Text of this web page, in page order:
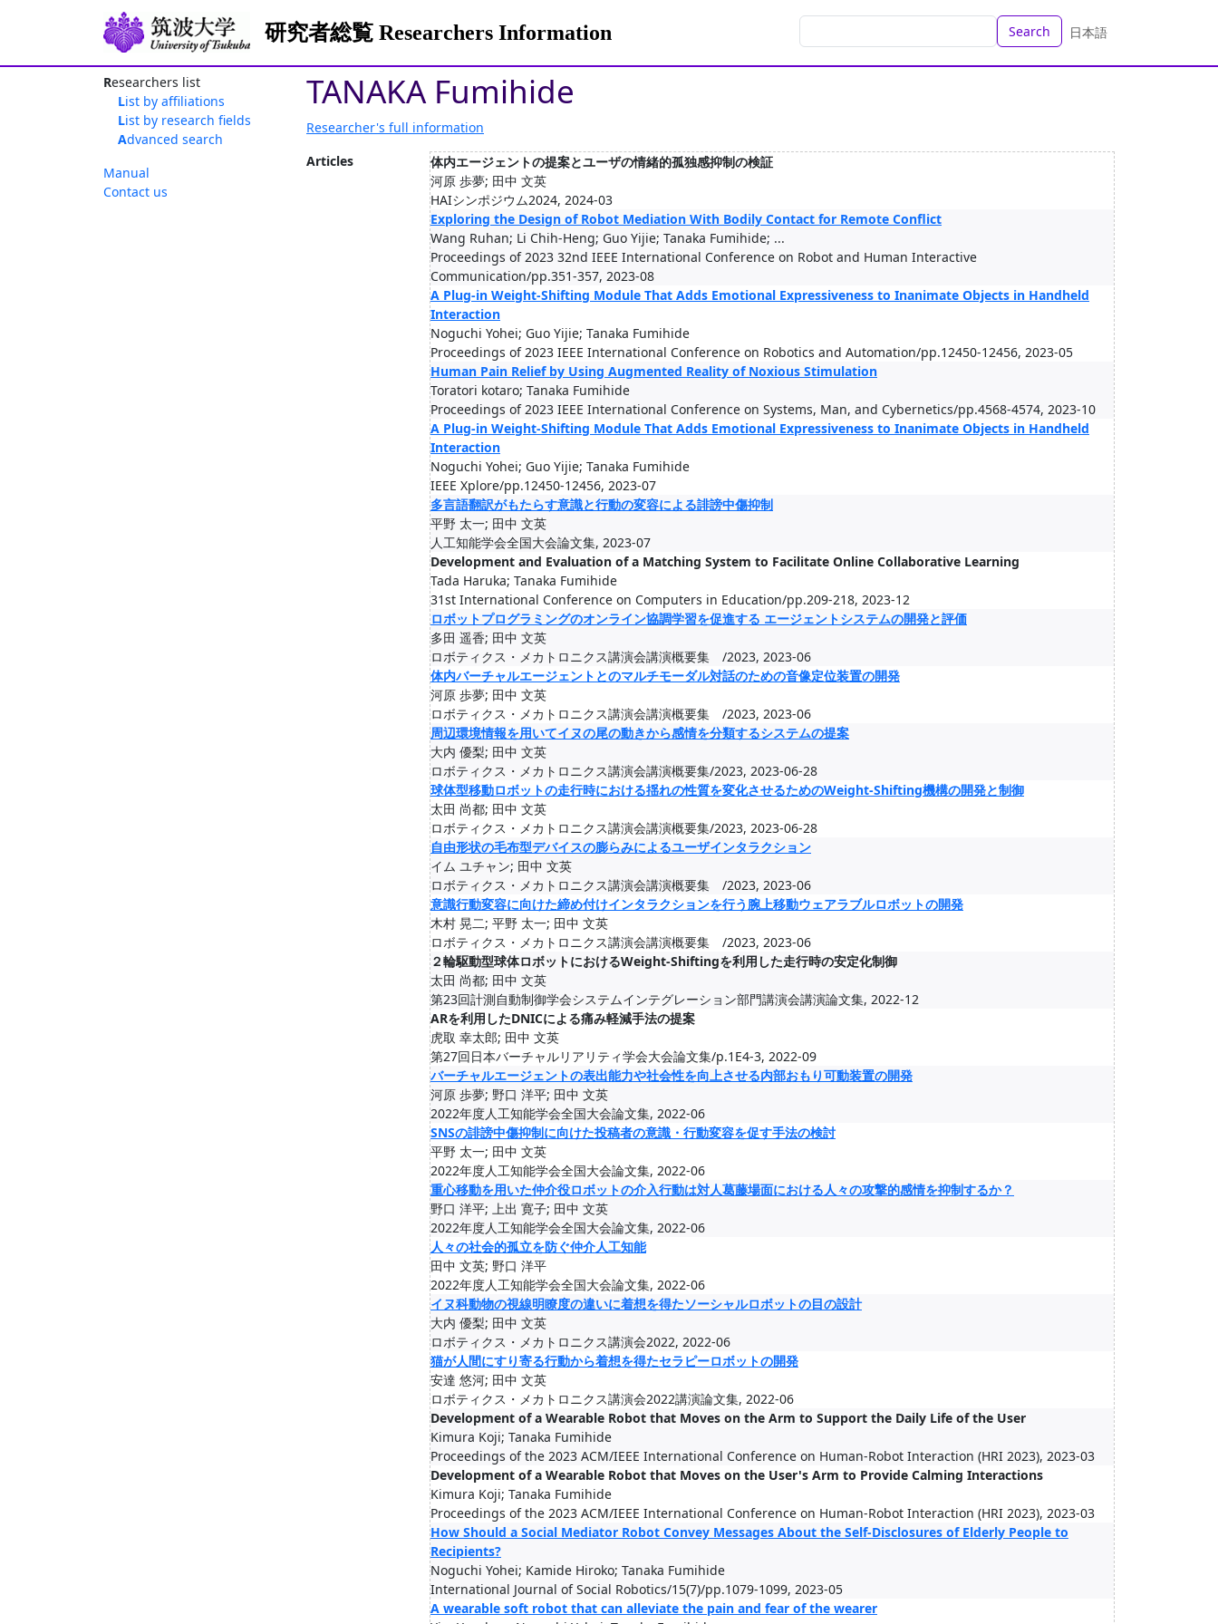
研究者総覧 Researchers Information Search 日本語
Researchers list
List by affiliations
List by research fields
Advanced search
Manual
Contact us
TANAKA Fumihide
Researcher's full information
Articles
体内エージェントの提案とユーザの情緒的孤独感抑制の検証
河原 歩夢; 田中 文英
HAIシンポジウム2024, 2024-03
Exploring the Design of Robot Mediation With Bodily Contact for Remote Conflict
Wang Ruhan; Li Chih-Heng; Guo Yijie; Tanaka Fumihide; ...
Proceedings of 2023 32nd IEEE International Conference on Robot and Human Interactive
Communication/pp.351-357, 2023-08
A Plug-in Weight-Shifting Module That Adds Emotional Expressiveness to Inanimate Objects in Handheld
Interaction
Noguchi Yohei; Guo Yijie; Tanaka Fumihide
Proceedings of 2023 IEEE International Conference on Robotics and Automation/pp.12450-12456, 2023-05
Human Pain Relief by Using Augmented Reality of Noxious Stimulation
Toratori kotaro; Tanaka Fumihide
Proceedings of 2023 IEEE International Conference on Systems, Man, and Cybernetics/pp.4568-4574, 2023-10
A Plug-in Weight-Shifting Module That Adds Emotional Expressiveness to Inanimate Objects in Handheld
Interaction
Noguchi Yohei; Guo Yijie; Tanaka Fumihide
IEEE Xplore/pp.12450-12456, 2023-07
多言語翻訳がもたらす意識と行動の変容による誹謗中傷抑制
平野 太一; 田中 文英
人工知能学会全国大会論文集, 2023-07
Development and Evaluation of a Matching System to Facilitate Online Collaborative Learning
Tada Haruka; Tanaka Fumihide
31st International Conference on Computers in Education/pp.209-218, 2023-12
ロボットプログラミングのオンライン協調学習を促進する エージェントシステムの開発と評価
多田 遥香; 田中 文英
ロボティクス・メカトロニクス講演会講演概要集 /2023, 2023-06
体内バーチャルエージェントとのマルチモーダル対話のための音像定位装置の開発
河原 歩夢; 田中 文英
ロボティクス・メカトロニクス講演会講演概要集 /2023, 2023-06
周辺環境情報を用いてイヌの尾の動きから感情を分類するシステムの提案
大内 優梨; 田中 文英
ロボティクス・メカトロニクス講演会講演概要集/2023, 2023-06-28
球体型移動ロボットの走行時における揺れの性質を変化させるためのWeight-Shifting機構の開発と制御
太田 尚都; 田中 文英
ロボティクス・メカトロニクス講演会講演概要集/2023, 2023-06-28
自由形状の毛布型デバイスの膨らみによるユーザインタラクション
イム ユチャン; 田中 文英
ロボティクス・メカトロニクス講演会講演概要集 /2023, 2023-06
意識行動変容に向けた締め付けインタラクションを行う腕上移動ウェアラブルロボットの開発
木村 晃二; 平野 太一; 田中 文英
ロボティクス・メカトロニクス講演会講演概要集 /2023, 2023-06
２輪駆動型球体ロボットにおけるWeight-Shiftingを利用した走行時の安定化制御
太田 尚都; 田中 文英
第23回計測自動制御学会システムインテグレーション部門講演会講演論文集, 2022-12
ARを利用したDNICによる痛み軽減手法の提案
虎取 幸太郎; 田中 文英
第27回日本バーチャルリアリティ学会大会論文集/p.1E4-3, 2022-09
バーチャルエージェントの表出能力や社会性を向上させる内部おもり可動装置の開発
河原 歩夢; 野口 洋平; 田中 文英
2022年度人工知能学会全国大会論文集, 2022-06
SNSの誹謗中傷抑制に向けた投稿者の意識・行動変容を促す手法の検討
平野 太一; 田中 文英
2022年度人工知能学会全国大会論文集, 2022-06
重心移動を用いた仲介役ロボットの介入行動は対人葛藤場面における人々の攻撃的感情を抑制するか？
野口 洋平; 上出 寛子; 田中 文英
2022年度人工知能学会全国大会論文集, 2022-06
人々の社会的孤立を防ぐ仲介人工知能
田中 文英; 野口 洋平
2022年度人工知能学会全国大会論文集, 2022-06
イヌ科動物の視線明瞭度の違いに着想を得たソーシャルロボットの目の設計
大内 優梨; 田中 文英
ロボティクス・メカトロニクス講演会2022, 2022-06
猫が人間にすり寄る行動から着想を得たセラピーロボットの開発
安達 悠河; 田中 文英
ロボティクス・メカトロニクス講演会2022講演論文集, 2022-06
Development of a Wearable Robot that Moves on the Arm to Support the Daily Life of the User
Kimura Koji; Tanaka Fumihide
Proceedings of the 2023 ACM/IEEE International Conference on Human-Robot Interaction (HRI 2023), 2023-03
Development of a Wearable Robot that Moves on the User's Arm to Provide Calming Interactions
Kimura Koji; Tanaka Fumihide
Proceedings of the 2023 ACM/IEEE International Conference on Human-Robot Interaction (HRI 2023), 2023-03
How Should a Social Mediator Robot Convey Messages About the Self-Disclosures of Elderly People to
Recipients?
Noguchi Yohei; Kamide Hiroko; Tanaka Fumihide
International Journal of Social Robotics/15(7)/pp.1079-1099, 2023-05
A wearable soft robot that can alleviate the pain and fear of the wearer